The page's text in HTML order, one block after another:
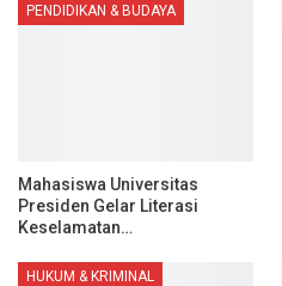
PENDIDIKAN & BUDAYA
Mahasiswa Universitas
Presiden Gelar Literasi
Keselamatan…
HUKUM & KRIMINAL